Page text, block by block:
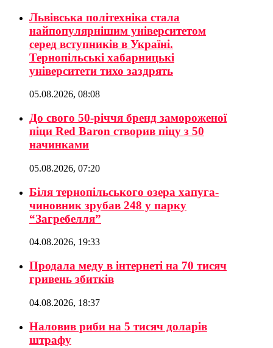
Львівська політехніка стала
найпопулярнішим університетом
серед вступників в Україні.
Тернопільські хабарницькі
університети тихо заздрять
05.08.2026, 08:08
До свого 50-річчя бренд замороженої
піци Red Baron створив піцу з 50
начинками
05.08.2026, 07:20
Біля тернопільського озера хапуга-
чиновник зрубав 248 у парку
“Загребелля”
04.08.2026, 19:33
Продала меду в інтернеті на 70 тисяч
гривень збитків
04.08.2026, 18:37
Наловив риби на 5 тисяч доларів
штрафу